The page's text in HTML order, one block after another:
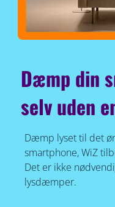
Dæmp din
selv uden
Dæmp lyset til det
smartphone, WiZ
Det er ikke
lysdæmper.